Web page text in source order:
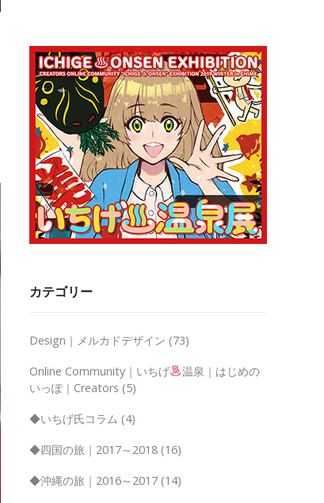
カテゴリー
Design｜メルカドデザイン (73)
Online Community｜いちげ
温泉｜はじめの
いっぽ｜Creators (5)
◆いちげ氏コラム (4)
◆四国の旅｜2017～2018 (16)
◆沖縄の旅｜2016～2017 (14)